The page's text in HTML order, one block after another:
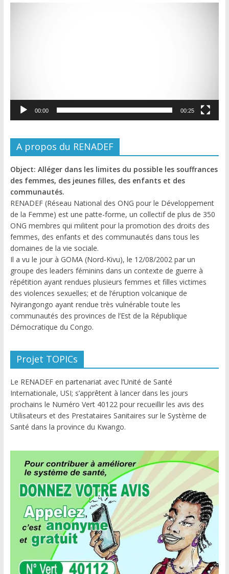
00:00 00:25
A propos du RENADEF
Object: Alléger dans les limites du possible les souffrances
des femmes, des jeunes filles, des enfants et des
communautés.
RENADEF (Réseau National des ONG pour le Développement
de la Femme) est une patte-forme, un collectif de plus de 350
ONG membres qui militent pour la promotion des droits des
femmes, des enfants et des communautés dans tous les
domaines de la vie sociale.
Il a vu le jour à GOMA (Nord-Kivu), le 12/08/2002 par un
groupe des leaders féminins dans un contexte de guerre à
répétition ayant rendues plusieurs femmes et filles victimes
des violences sexuelles; et de l’éruption volcanique de
Nyirangongo ayant rendue très vulnérable toute les
communautés des provinces de l’Est de la République
Démocratique du Congo.
Projet TOPICs
Le RENADEF en partenariat avec l’Unité de Santé
Internationale, USI; s’apprêtent à lancer dans les jours
prochains le Numéro Vert 40122 pour recueillir les avis des
Utilisateurs et des Prestataires Sanitaires sur le Système de
Santé dans la province du Kwango.